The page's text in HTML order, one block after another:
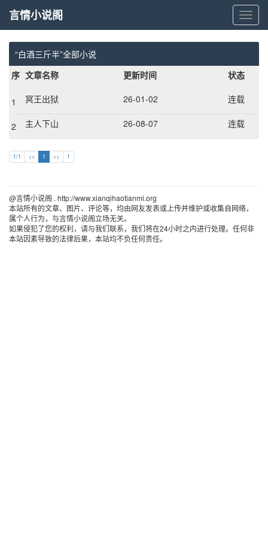
言
情
小
阁
言情小说阁
“白酒三斤半”全部小说
序 文章名称 更新时间 状态
1 冥王出狱 26-01-02 连载
2 主人下山 26-08-07 连载
1/1 << 1 >> 1
@言情小说阁 . http://www.xianqihaotianmi.org
本站所有的文章、图片、评论等，均由网友发表或上传并维护或收集自网络，
属个人行为，与言情小说阁立场无关。
如果侵犯了您的权利，请与我们联系，我们将在24小时之内进行处理。任何非
本站因素导致的法律后果，本站均不负任何责任。